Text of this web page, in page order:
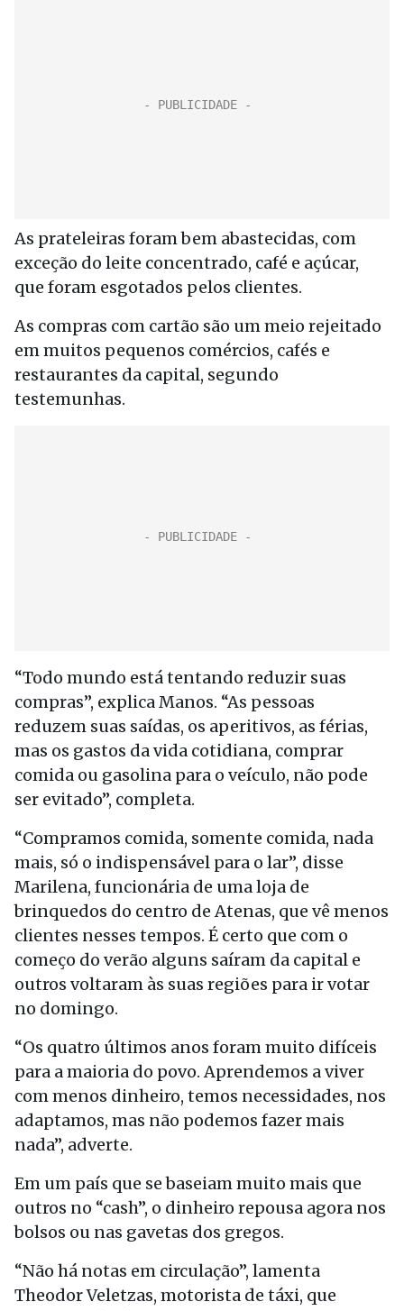
As prateleiras foram bem abastecidas, com
exceção do leite concentrado, café e açúcar,
que foram esgotados pelos clientes.
As compras com cartão são um meio rejeitado
em muitos pequenos comércios, cafés e
restaurantes da capital, segundo
testemunhas.
“Todo mundo está tentando reduzir suas
compras”, explica Manos. “As pessoas
reduzem suas saídas, os aperitivos, as férias,
mas os gastos da vida cotidiana, comprar
comida ou gasolina para o veículo, não pode
ser evitado”, completa.
“Compramos comida, somente comida, nada
mais, só o indispensável para o lar”, disse
Marilena, funcionária de uma loja de
brinquedos do centro de Atenas, que vê menos
clientes nesses tempos. É certo que com o
começo do verão alguns saíram da capital e
outros voltaram às suas regiões para ir votar
no domingo.
“Os quatro últimos anos foram muito difíceis
para a maioria do povo. Aprendemos a viver
com menos dinheiro, temos necessidades, nos
adaptamos, mas não podemos fazer mais
nada”, adverte.
Em um país que se baseiam muito mais que
outros no “cash”, o dinheiro repousa agora nos
bolsos ou nas gavetas dos gregos.
“Não há notas em circulação”, lamenta
Theodor Veletzas, motorista de táxi, que